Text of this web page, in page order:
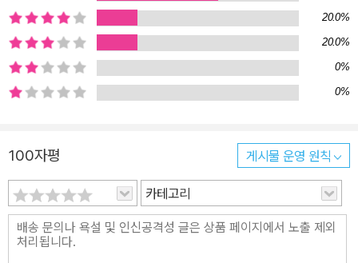
20.0%
20.0%
0%
0%
100자평 게시물 운영 원칙
카테고리